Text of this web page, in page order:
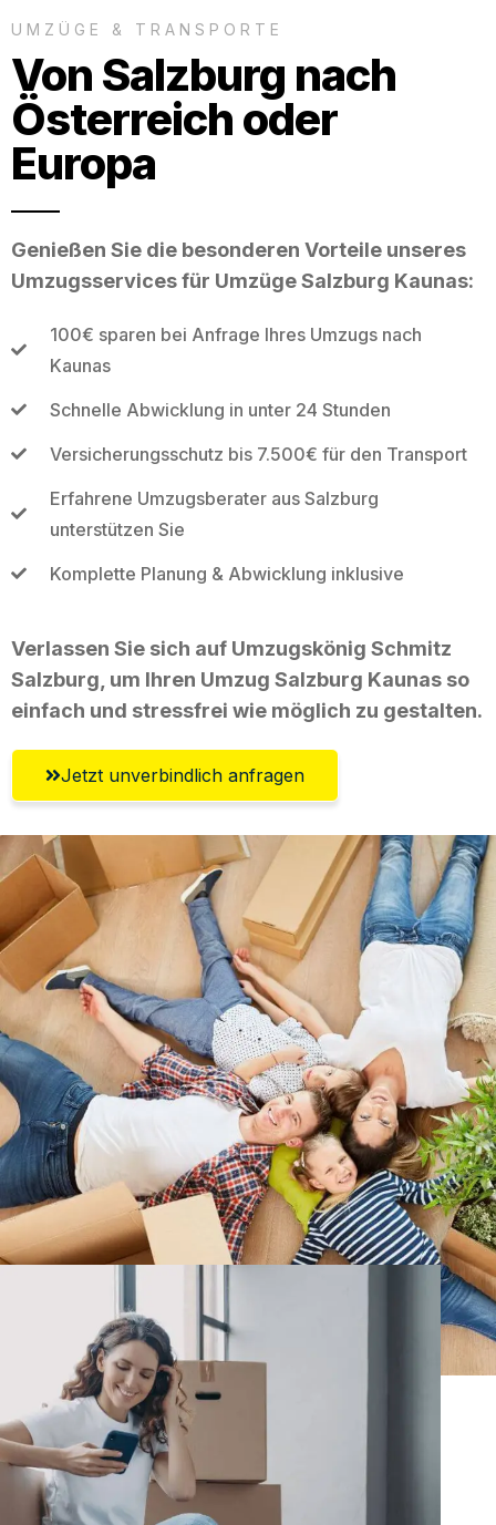
UMZÜGE & TRANSPORTE
Von Salzburg nach
Österreich oder
Europa
Genießen Sie die besonderen Vorteile unseres
Umzugsservices für Umzüge Salzburg Kaunas:
100€ sparen bei Anfrage Ihres Umzugs nach
Kaunas
Schnelle Abwicklung in unter 24 Stunden
Versicherungsschutz bis 7.500€ für den Transport
Erfahrene Umzugsberater aus Salzburg
unterstützen Sie
Komplette Planung & Abwicklung inklusive
Verlassen Sie sich auf Umzugskönig Schmitz
Salzburg, um Ihren Umzug Salzburg Kaunas so
einfach und stressfrei wie möglich zu gestalten.
Jetzt unverbindlich anfragen